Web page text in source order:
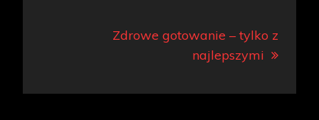
Zdrowe gotowanie – tylko z
najlepszymi